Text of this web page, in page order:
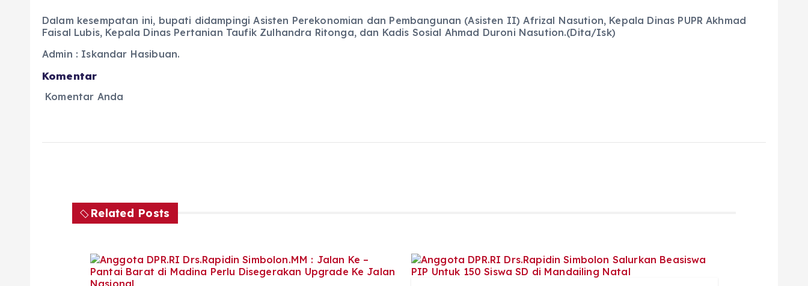
Dalam kesempatan ini, bupati didampingi Asisten Perekonomian dan Pembangunan (Asisten II) Afrizal Nasution, Kepala Dinas PUPR Akhmad
Faisal Lubis, Kepala Dinas Pertanian Taufik Zulhandra Ritonga, dan Kadis Sosial Ahmad Duroni Nasution.(Dita/Isk)
Admin : Iskandar Hasibuan.
Komentar
Komentar Anda
Related Posts